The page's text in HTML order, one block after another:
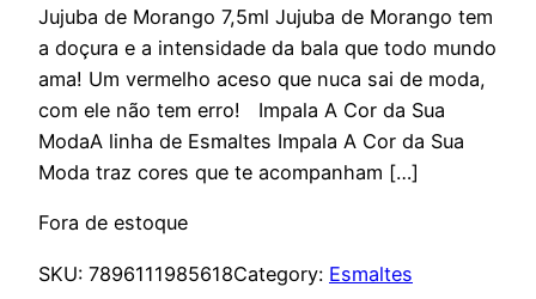
Jujuba de Morango 7,5ml Jujuba de Morango tem
a doçura e a intensidade da bala que todo mundo
ama! Um vermelho aceso que nuca sai de moda,
com ele não tem erro! Impala A Cor da Sua
ModaA linha de Esmaltes Impala A Cor da Sua
Moda traz cores que te acompanham […]
Fora de estoque
SKU: 7896111985618Category: Esmaltes